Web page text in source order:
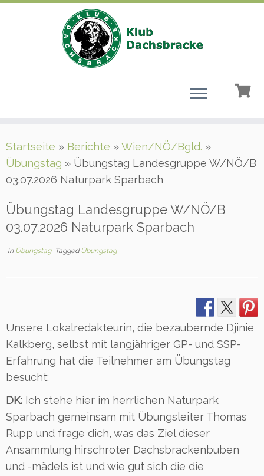
Inhalt
springen
Startseite » Berichte »Wien/NÖ/Bgld. »
Übungstag » Übungstag Landesgruppe W/NÖ/B
03.07.2026 Naturpark Sparbach
Übungstag Landesgruppe W/NÖ/B
03.07.2026 Naturpark Sparbach
in Übungstag TaggedÜbungstag
Unsere Lokalredakteurin, die bezaubernde Djinie
Kalkberg, selbst mit langjähriger GP- und SSP-
Erfahrung hat die Teilnehmer am Übungstag
besucht:
DK: Ich stehe hier im herrlichen Naturpark
Sparbach gemeinsam mit Übungsleiter Thomas
Rupp und frage dich, was das Ziel dieser
Ansammlung hirschroter Dachsbrackenbuben
und -mädels ist und wie gut sich die die